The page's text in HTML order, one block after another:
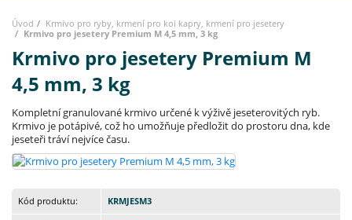
Úvod
Krmivo pro ryby, krmení pro koi kapry, krmení pro jesetery
Krmivo pro jesetery Premium M 4,5 mm, 3 kg
Krmivo pro jesetery Premium M
4,5 mm, 3 kg
Kompletní granulované krmivo určené k výživě jeseterovitých ryb.
Krmivo je potápivé, což ho umožňuje předložit do prostoru dna, kde
jeseteři tráví nejvíce času.
Kód produktu: KRMJESM3